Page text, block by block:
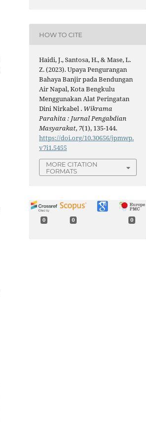
HOW TO CITE
Haidi, J., Santosa, H., & Mase, L.
Z. (2023). Upaya Pengurangan
Bahaya Banjir pada Bendungan
Air Napal, Kota Bengkulu
Menggunakan Alat Peringatan
Dini Nirkabel . Wikrama
Parahita : Jurnal Pengabdian
Masyarakat, 7(1), 135-144.
https://doi.org/10.30656/jpmwp.
v7i1.5455
MORE CITATION
FORMATS
0 0 0